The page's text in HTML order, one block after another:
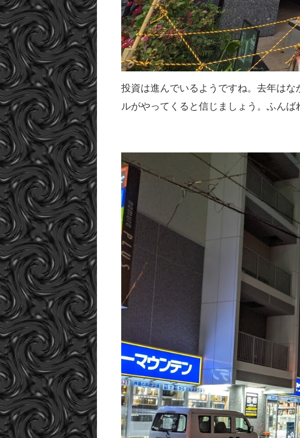
投資は進んでいるようですね。去年は
ルがやってくると信じましょう。ふんば